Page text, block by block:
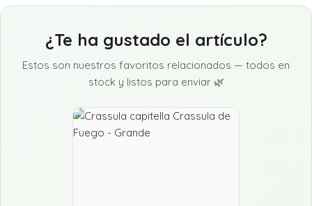
¿Te ha gustado el artículo?
Estos son nuestros favoritos relacionados — todos en
stock y listos para enviar 🌿